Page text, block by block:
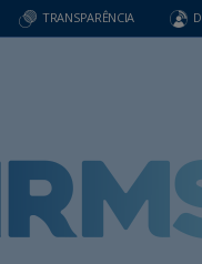
TRANSPARÊNCIA